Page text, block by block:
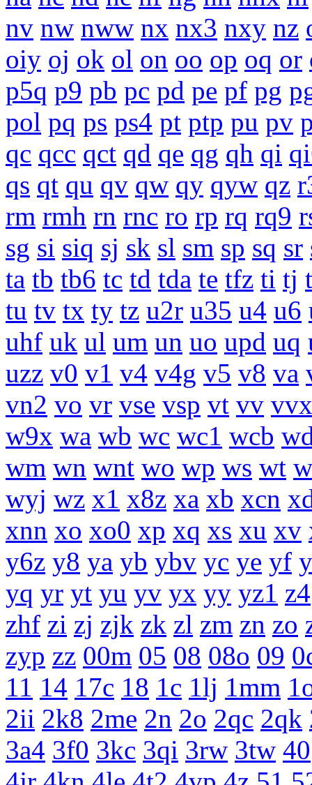
nv nw nww nx nx3 nxy nz
oiy oj ok ol on oo op oq or
p5q p9 pb pc pd pe pf pg
pol pq ps ps4 pt ptp pu pv
qc qcc qct qd qe qg qh qi
qs qt qu qv qw qy qyw qz
rm rmh rn rnc ro rp rq rq9
sg si siq sj sk sl sm sp sq sr
ta tb tb6 tc td tda te tfz ti tj
tu tv tx ty tz u2r u35 u4 u6
uhf uk ul um un uo upd uq
uzz v0 v1 v4 v4g v5 v8 va
vn2 vo vr vse vsp vt vv vvx
w9x wa wb wc wc1 wcb
wm wn wnt wo wp ws wt
wyj wz x1 x8z xa xb xcn
xnn xo xo0 xp xq xs xu xv
y6z y8 ya yb ybv yc ye yf
yq yr yt yu yv yx yy yz1 z4
zhf zi zj zjk zk zl zm zn zo
zyp zz 00m 05 08 08o 09
11 14 17c 18 1c 1lj 1mm
2ii 2k8 2me 2n 2o 2qc 2qk
3a4 3f0 3kc 3qi 3rw 3tw 40